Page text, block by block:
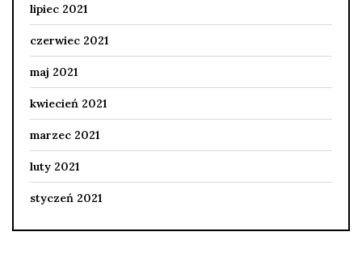
lipiec 2021
czerwiec 2021
maj 2021
kwiecień 2021
marzec 2021
luty 2021
styczeń 2021